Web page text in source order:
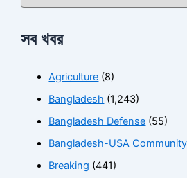
সব খবর
Agriculture (8)
Bangladesh (1,243)
Bangladesh Defense (55)
Bangladesh-USA Community
Breaking (441)